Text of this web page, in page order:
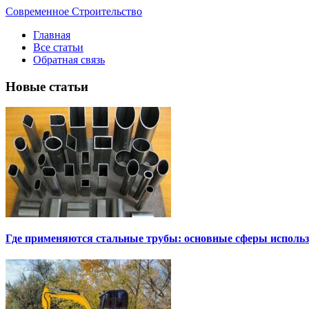
Современное Строительство
Главная
Все статьи
Обратная связь
Новые статьи
Где применяются стальные трубы: основные сферы